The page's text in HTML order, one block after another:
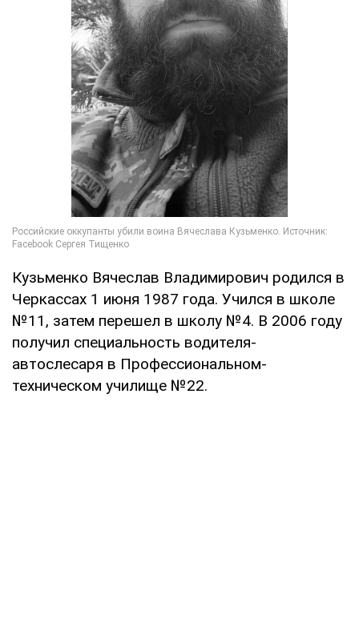
Кузьменко Вячеслав Владимирович родился в
Черкассах 1 июня 1987 года. Учился в школе
№11, затем перешел в школу №4. В 2006 году
получил специальность водителя-
автослесаря в Профессиональном-
техническом училище №22.